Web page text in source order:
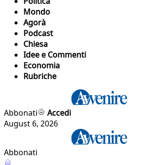
Mondo
Agorà
Podcast
Chiesa
Idee e Commenti
Economia
Rubriche
Abbonati
Accedi
August 6, 2026
Abbonati